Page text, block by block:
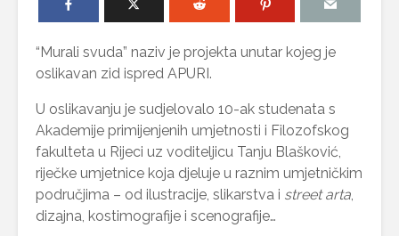
“Murali svuda” naziv je projekta unutar kojeg je
oslikavan zid ispred APURI.
U oslikavanju je sudjelovalo 10-ak studenata s
Akademije primijenjenih umjetnosti i Filozofskog
fakulteta u Rijeci uz voditeljicu Tanju Blašković,
riječke umjetnice koja djeluje u raznim umjetničkim
područjima – od ilustracije, slikarstva i street arta,
dizajna, kostimografije i scenografije…